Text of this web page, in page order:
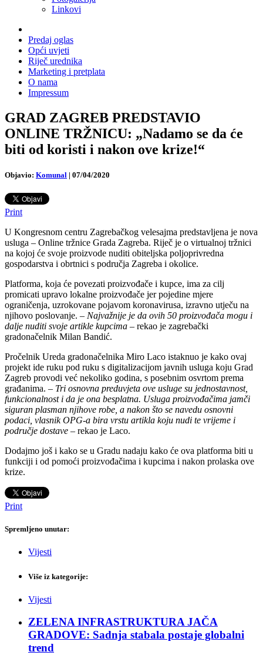
Linkovi
Predaj oglas
Opći uvjeti
Riječ urednika
Marketing i pretplata
O nama
Impressum
GRAD ZAGREB PREDSTAVIO
ONLINE TRŽNICU: „Nadamo se da će
biti od koristi i nakon ove krize!“
Objavio: Komunal | 07/04/2020
Print
U Kongresnom centru Zagrebačkog velesajma predstavljena je nova
usluga – Online tržnice Grada Zagreba. Riječ je o virtualnoj tržnici
na kojoj će svoje proizvode nuditi obiteljska poljoprivredna
gospodarstva i obrtnici s područja Zagreba i okolice.
Platforma, koja će povezati proizvođače i kupce, ima za cilj
promicati upravo lokalne proizvođače jer pojedine mjere
ograničenja, uzrokovane pojavom koronavirusa, izravno utječu na
njihovo poslovanje. – Najvažnije je da ovih 50 proizvođača mogu i
dalje nuditi svoje artikle kupcima – rekao je zagrebački
gradonačelnik Milan Bandić.
Pročelnik Ureda gradonačelnika Miro Laco istaknuo je kako ovaj
projekt ide ruku pod ruku s digitalizacijom javnih usluga koju Grad
Zagreb provodi već nekoliko godina, s posebnim osvrtom prema
građanima. – Tri osnovna preduvjeta ove usluge su jednostavnost,
funkcionalnost i da je ona besplatna. Usluga proizvođačima jamči
siguran plasman njihove robe, a nakon što se navedu osnovni
podaci, vlasnik OPG-a bira vrstu artikla koju nudi te vrijeme i
područje dostave – rekao je Laco.
Dodajmo još i kako se u Gradu nadaju kako će ova platforma biti u
funkciji i od pomoći proizvođačima i kupcima i nakon prolaska ove
krize.
Print
Spremljeno unutar:
Vijesti
Više iz kategorije:
Vijesti
ZELENA INFRASTRUKTURA JAČA
GRADOVE: Sadnja stabala postaje globalni
trend